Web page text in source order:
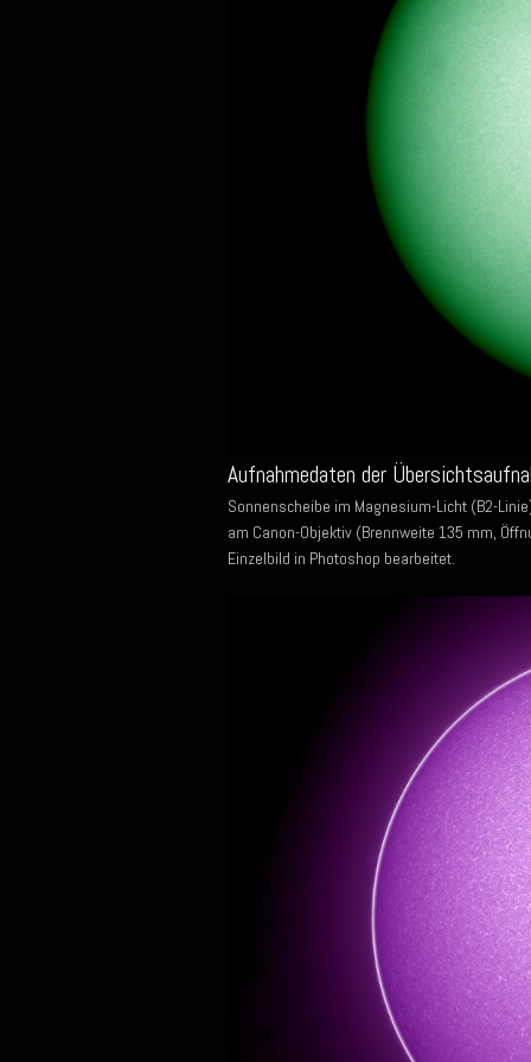
Aufnahmedaten der
Sonnenscheibe im Magnesium-Licht (B2-
am Canon-Objektiv (Brennweite 135 mm,
Einzelbild in Photoshop bearbeitet.